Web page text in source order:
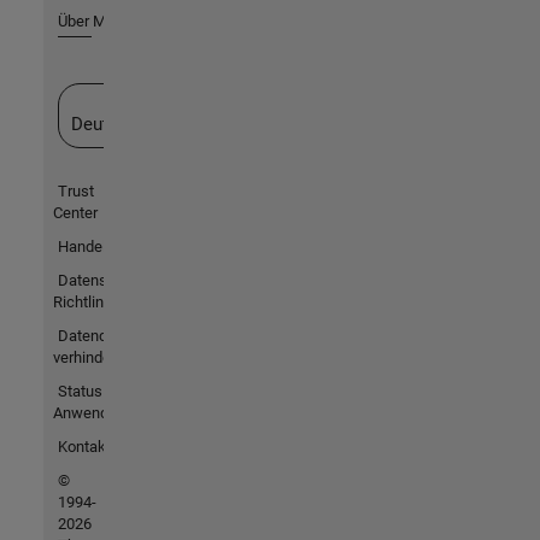
Über MathWorks
Deutschland
Trust
Center
Handelsmarken
Datenschutz-
Richtlinien
Datendiebstahl
verhindern
Status von
Anwendungen
Kontakt
©
1994-
2026